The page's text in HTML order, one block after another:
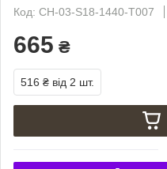
Код: CH-03-S18-1440-T007
665 ₴
516 ₴ від 2 шт.